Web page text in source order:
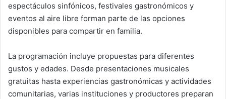
espectáculos sinfónicos, festivales gastronómicos y
eventos al aire libre forman parte de las opciones
disponibles para compartir en familia.
La programación incluye propuestas para diferentes
gustos y edades. Desde presentaciones musicales
gratuitas hasta experiencias gastronómicas y actividades
comunitarias, varias instituciones y productores preparan